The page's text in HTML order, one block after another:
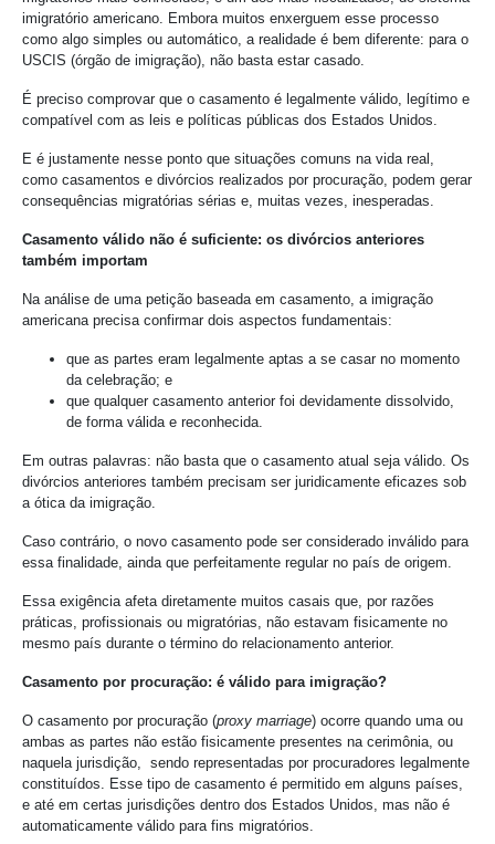
imigratório americano. Embora muitos enxerguem esse processo
como algo simples ou automático, a realidade é bem diferente: para o
USCIS (órgão de imigração), não basta estar casado.
É preciso comprovar que o casamento é legalmente válido, legítimo e
compatível com as leis e políticas públicas dos Estados Unidos.
E é justamente nesse ponto que situações comuns na vida real,
como casamentos e divórcios realizados por procuração, podem gerar
consequências migratórias sérias e, muitas vezes, inesperadas.
Casamento válido não é suficiente: os divórcios anteriores
também importam
Na análise de uma petição baseada em casamento, a imigração
americana precisa confirmar dois aspectos fundamentais:
que as partes eram legalmente aptas a se casar no momento
da celebração; e
que qualquer casamento anterior foi devidamente dissolvido,
de forma válida e reconhecida.
Em outras palavras: não basta que o casamento atual seja válido. Os
divórcios anteriores também precisam ser juridicamente eficazes sob
a ótica da imigração.
Caso contrário, o novo casamento pode ser considerado inválido para
essa finalidade, ainda que perfeitamente regular no país de origem.
Essa exigência afeta diretamente muitos casais que, por razões
práticas, profissionais ou migratórias, não estavam fisicamente no
mesmo país durante o término do relacionamento anterior.
Casamento por procuração: é válido para imigração?
O casamento por procuração (proxy marriage) ocorre quando uma ou
ambas as partes não estão fisicamente presentes na cerimônia, ou
naquela jurisdição, sendo representadas por procuradores legalmente
constituídos. Esse tipo de casamento é permitido em alguns países,
e até em certas jurisdições dentro dos Estados Unidos, mas não é
automaticamente válido para fins migratórios.